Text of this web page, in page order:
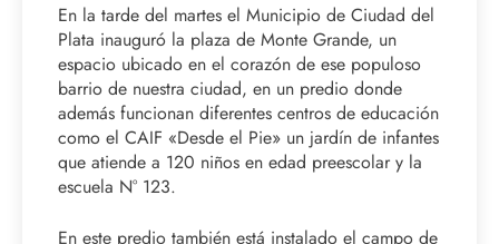
En la tarde del martes el Municipio de Ciudad del
Plata inauguró la plaza de Monte Grande, un
espacio ubicado en el corazón de ese populoso
barrio de nuestra ciudad, en un predio donde
además funcionan diferentes centros de educación
como el CAIF «Desde el Pie» un jardín de infantes
que atiende a 120 niños en edad preescolar y la
escuela N° 123.
En este predio también está instalado el campo de